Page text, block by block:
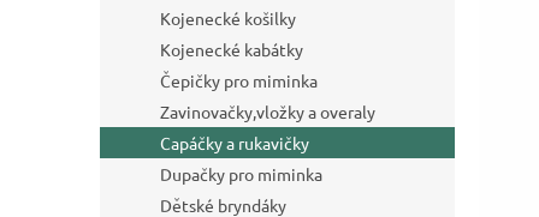
n
e
Kojenecké košilky
Kojenecké kabátky
Čepičky pro miminka
Zavinovačky,vložky a overaly
Capáčky a rukavičky
Dupačky pro miminka
Dětské bryndáky